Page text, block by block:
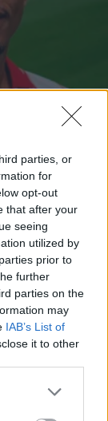
parties, or
for
opt-out
that after your
seeing
utilized by
prior to
further
parties on the
may
IAB’s List of
it to other
τον
λόγους